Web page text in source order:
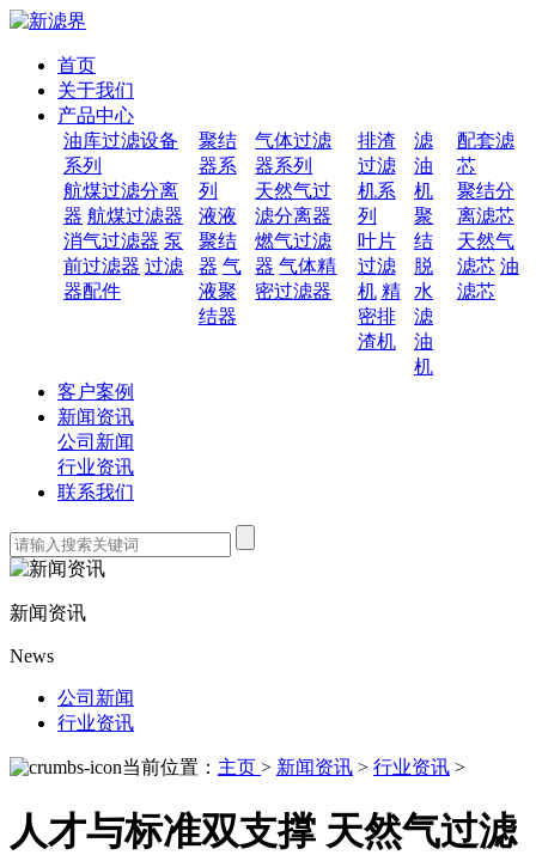
首页
关于我们
产品中心
油库过滤设备
系列
航煤过滤分离
器 航煤过滤器
消气过滤器 泵
前过滤器 过滤
器配件
聚结
器系
列
液液
聚结
器 气
液聚
结器
气体过滤
器系列
天然气过
滤分离器
燃气过滤
器 气体精
密过滤器
排渣
过滤
机系
列
叶片
过滤
机 精
密排
渣机
滤
油
机
聚
结
脱
水
滤
油
机
配套滤
芯
聚结分
离滤芯
天然气
滤芯 油
滤芯
客户案例
新闻资讯
公司新闻
行业资讯
联系我们
新闻资讯
News
公司新闻
行业资讯
当前位置： 主页 > 新闻资讯 > 行业资讯 >
人才与标准双支撑 天然气过滤